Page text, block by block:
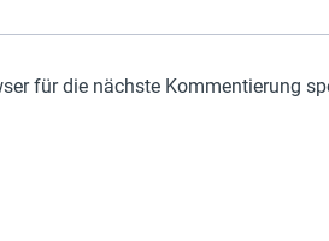
für die nächste Kommentierung